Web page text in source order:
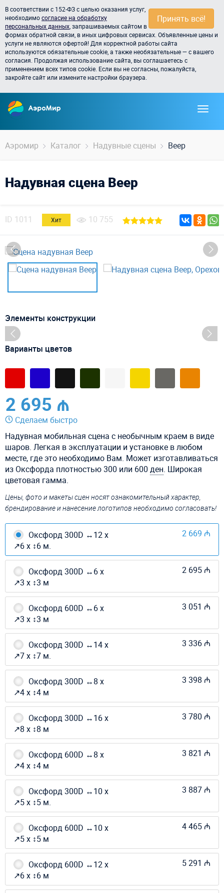
Принять всё!
В соответствии с 152-ФЗ с целью оказания услуг,
необходимосогласие на обработку
персональных данных , запрашиваемых сайтом в
формах обратной связи, в иных цифровых сервисах. Объявленные цены и
услуги не являются офертой! Для корректной работы сайта
используются обязательные cookie, а также необязательные — с вашего
согласия. Продолжая использование сайта, вы соглашаетесь с
применением всех типов cookie. Если вы не согласны, пожалуйста,
закройте сайт или измените настройки браузера.
Аэромир Каталог Надувные сцены Веер
Надувная сцена Веер
ID 1011 Хит 10 755
Элементы конструкции
Варианты цветов
2 695 ₼
Сделаем быстро
Надувная мобильная сцена с необычным краем в виде
шаров. Легкая в эксплуатации и установке в любом
месте, где это необходимо Вам. Может изготавливаться
из Оксфорда плотностью 300 или 600 ден. Широкая
цветовая гамма.
Цены, фото и макеты сцен носят ознакомительный характер,
брендирование и нанесение логотипов необходимо согласовать!
Оксфорд 300D ↔12 х
↗6 х ↕6 м.
2 669 ₼
Оксфорд 300D ↔6 х
↗3 х ↕3 м
2 695 ₼
Оксфорд 600D ↔6 х
↗3 х ↕3 м
3 051 ₼
Оксфорд 300D ↔14 х
↗7 х ↕7 м.
3 336 ₼
Оксфорд 300D ↔8 х
↗4 х ↕4 м
3 398 ₼
Оксфорд 300D ↔16 х
↗8 х ↕8 м
3 780 ₼
Оксфорд 600D ↔8 х
↗4 х ↕4 м
3 821 ₼
Оксфорд 300D ↔10 х
↗5 х ↕5 м.
3 887 ₼
Оксфорд 600D ↔10 х
↗5 х ↕5 м
4 465 ₼
Оксфорд 600D ↔12 х
↗6 х ↕6 м
5 291 ₼